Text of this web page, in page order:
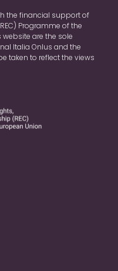
the financial support of
Programme of the
website are the sole
Italia Onlus and the
taken to reflect the views